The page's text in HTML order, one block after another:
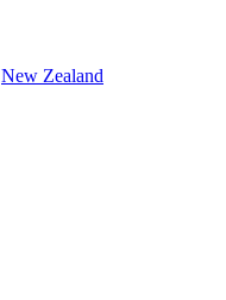
New Zealand